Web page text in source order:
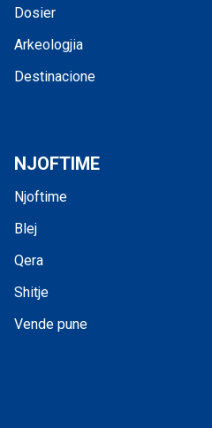
Dosier
Arkeologjia
Destinacione
NJOFTIME
Njoftime
Blej
Qera
Shitje
Vende pune